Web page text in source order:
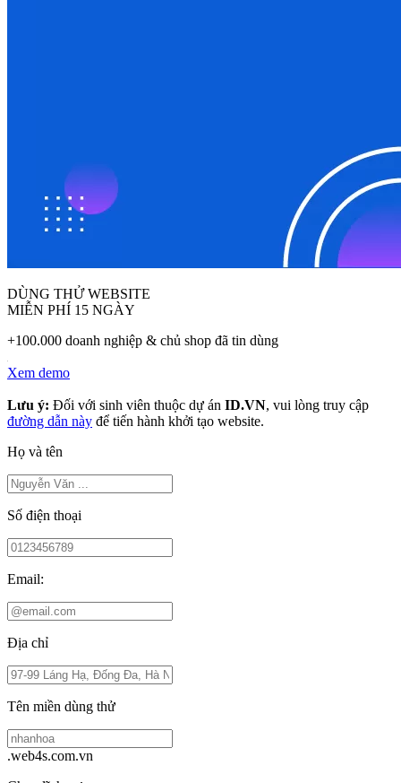
DÙNG THỬ WEBSITE
MIỄN PHÍ 15 NGÀY
+100.000 doanh nghiệp & chủ shop đã tin dùng
Xem demo
Lưu ý: Đối với sinh viên thuộc dự án ID.VN, vui lòng truy cập
đường dẫn này để tiến hành khởi tạo website.
Họ và tên
Số điện thoại
Email:
Địa chỉ
Tên miền dùng thử
.web4s.com.vn